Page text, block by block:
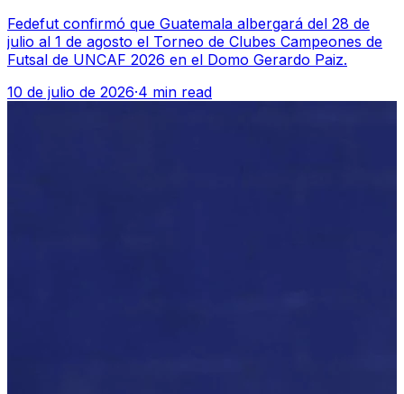
Fedefut confirmó que Guatemala albergará del 28 de
julio al 1 de agosto el Torneo de Clubes Campeones de
Futsal de UNCAF 2026 en el Domo Gerardo Paiz.
10 de julio de 2026·4 min read